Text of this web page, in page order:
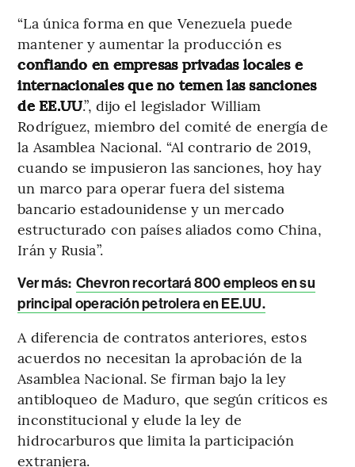
“La única forma en que Venezuela puede
mantener y aumentar la producción es
confiando en empresas privadas locales e
internacionales que no temen las sanciones
de EE.UU.”, dijo el legislador William
Rodríguez, miembro del comité de energía de
la Asamblea Nacional. “Al contrario de 2019,
cuando se impusieron las sanciones, hoy hay
un marco para operar fuera del sistema
bancario estadounidense y un mercado
estructurado con países aliados como China,
Irán y Rusia”.
Ver más: Chevron recortará 800 empleos en su
principal operación petrolera en EE.UU.
A diferencia de contratos anteriores, estos
acuerdos no necesitan la aprobación de la
Asamblea Nacional. Se firman bajo la ley
antibloqueo de Maduro, que según críticos es
inconstitucional y elude la ley de
hidrocarburos que limita la participación
extranjera.